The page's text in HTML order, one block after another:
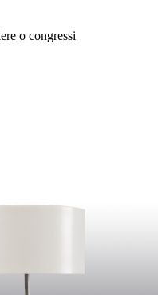
o congressi